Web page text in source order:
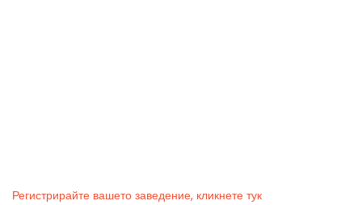
Регистрирайте вашето заведение, кликнете тук